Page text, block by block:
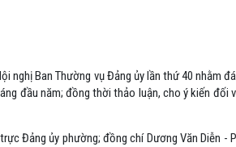
nghị Ban Thường vụ Đảng ủy lần thứ 40 nhằm
đầu năm; đồng thời thảo luận, cho ý kiến đối
Đảng ủy phường; đồng chí Dương Văn Diễn -